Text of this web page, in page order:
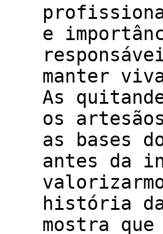
e
manter
As
os
as bases
antes da
história
mostra que